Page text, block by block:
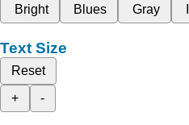
Bright
Blues Gray
Text Size
Reset
+
-